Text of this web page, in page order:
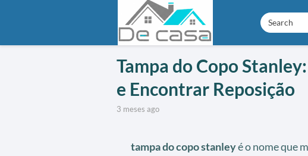
Tampa do Copo
e Encontrar Reposição
3 meses ago
tampa do copo stanleyé o nome que